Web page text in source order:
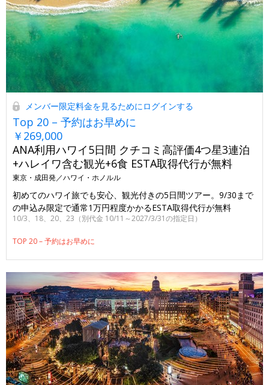
メンバー限定料金を見るためにログインする
Top 20 – 予約はお早めに
￥269,000
ANA利用ハワイ5日間 クチコミ高評価4つ星3連泊
+ハレイワ含む観光+6食 ESTA取得代行が無料
東京・成田発／ハワイ・ホノルル
初めてのハワイ旅でも安心、観光付きの5日間ツアー。9/30まで
の申込み限定で通常1万円程度かかるESTA取得代行が無料
10/3、18、20、23（別代金 10/11～2027/3/31の指定日）
TOP 20 – 予約はお早めに